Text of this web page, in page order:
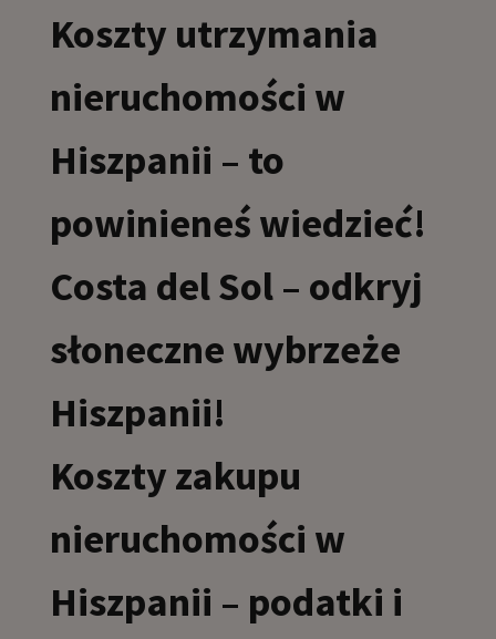
Koszty utrzymania
nieruchomości w
Hiszpanii – to
powinieneś wiedzieć!
Costa del Sol – odkryj
słoneczne wybrzeże
Hiszpanii!
Koszty zakupu
nieruchomości w
Hiszpanii – podatki i